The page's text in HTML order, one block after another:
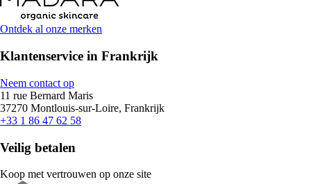
Ontdek al onze merken
Klantenservice in Frankrijk
Neem contact op
11 rue Bernard Maris
37270 Montlouis-sur-Loire, Frankrijk
+33 1 86 47 62 58
Veilig betalen
Koop met vertrouwen op onze site